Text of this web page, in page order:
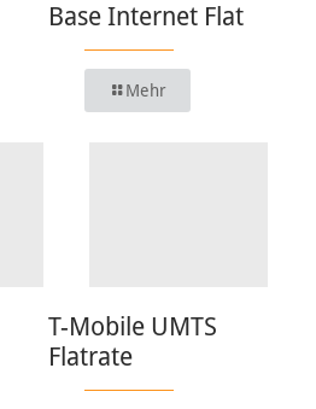
Base Internet Flat
Mehr
T-Mobile UMTS
Flatrate